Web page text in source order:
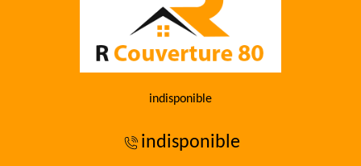
indisponible
indisponible